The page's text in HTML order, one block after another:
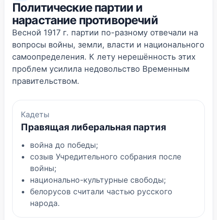
Политические партии и
нарастание противоречий
Весной 1917 г. партии по-разному отвечали на
вопросы войны, земли, власти и национального
самоопределения. К лету нерешённость этих
проблем усилила недовольство Временным
правительством.
Кадеты
Правящая либеральная партия
война до победы;
созыв Учредительного собрания после
войны;
национально-культурные свободы;
белорусов считали частью русского
народа.